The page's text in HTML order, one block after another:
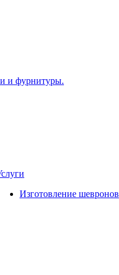
Изготовление шевронов